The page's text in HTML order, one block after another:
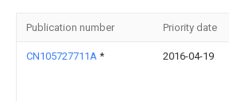
Publication number Priority date
CN105727711A * 2016-04-19